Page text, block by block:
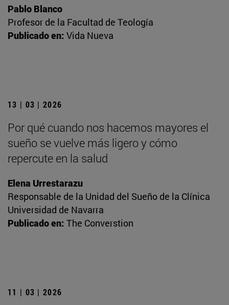
Pablo Blanco
Profesor de la Facultad de Teología
Publicado en: Vida Nueva
13 | 03 | 2026
Por qué cuando nos hacemos mayores el
sueño se vuelve más ligero y cómo
repercute en la salud
Elena Urrestarazu
Responsable de la Unidad del Sueño de la Clínica
Universidad de Navarra
Publicado en: The Converstion
11 | 03 | 2026